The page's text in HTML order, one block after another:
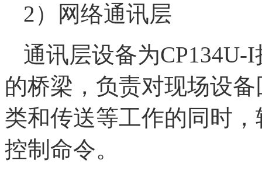
2）网络通讯层
通讯层设备为
的桥梁，负责对现场设
类和传送等工作的同时
控制命令。